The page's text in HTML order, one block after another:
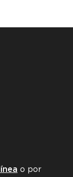
o por